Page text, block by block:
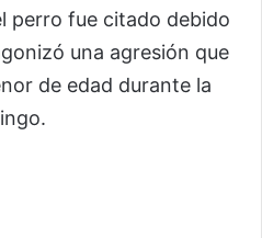
perro fue citado debido
una agresión que
de edad durante la